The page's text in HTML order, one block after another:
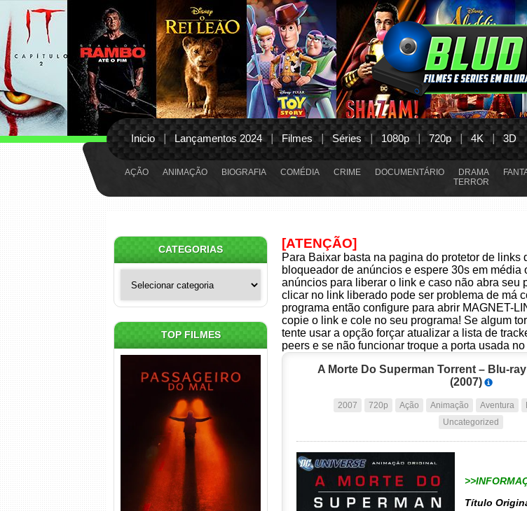
Inicio Lançamentos 2024 Filmes Séries 1080p 720p 4K 3D
AÇÃO ANIMAÇÃO BIOGRAFIA COMÉDIA CRIME DOCUMENTÁRIO DRAMA
TERROR
[ATENÇÃO]
Para Baixar basta na pagina do protetor de links
bloqueador de anúncios e espere 30s em média
anúncios para liberar o link e caso não abra seu
clicar no link liberado pode ser problema de má
programa então configure para abrir MAGNET-
copie o link e cole no seu programa! Se algum
tente usar a opção forçar atualizar a lista de
peers e se não funcionar troque a porta usada
A Morte Do Superman Torrent – Blu-
(2007)
2007 720p Ação Animação Aventura
Uncategorized
Título
CATEGORIAS
TOP FILMES
Passageiro do Mal Torrent
(2026) WEB-DL 1080p Dual
Áudio